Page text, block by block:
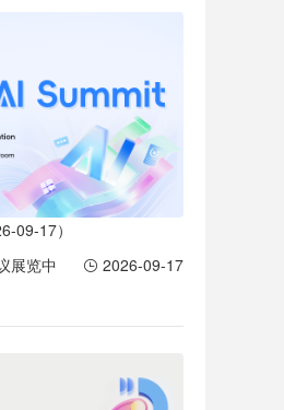
09-17）
展览中
2026-09-17